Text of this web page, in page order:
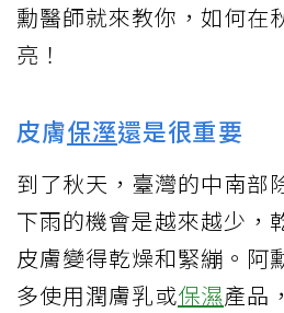
勳醫師就來教你，如何在
亮！
皮膚保溼還是很重要
到了秋天，臺灣的中南部
下雨的機會是越來越少，
皮膚變得乾燥和緊繃。阿
多使用潤膚乳或保濕產品